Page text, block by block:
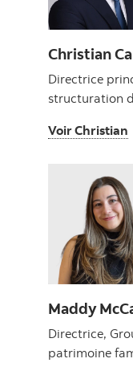
Christian
Directrice
structuration
Voir Christian
Maddy
Directrice,
patrimoine